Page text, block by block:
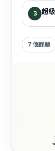
3 超
7 個課題